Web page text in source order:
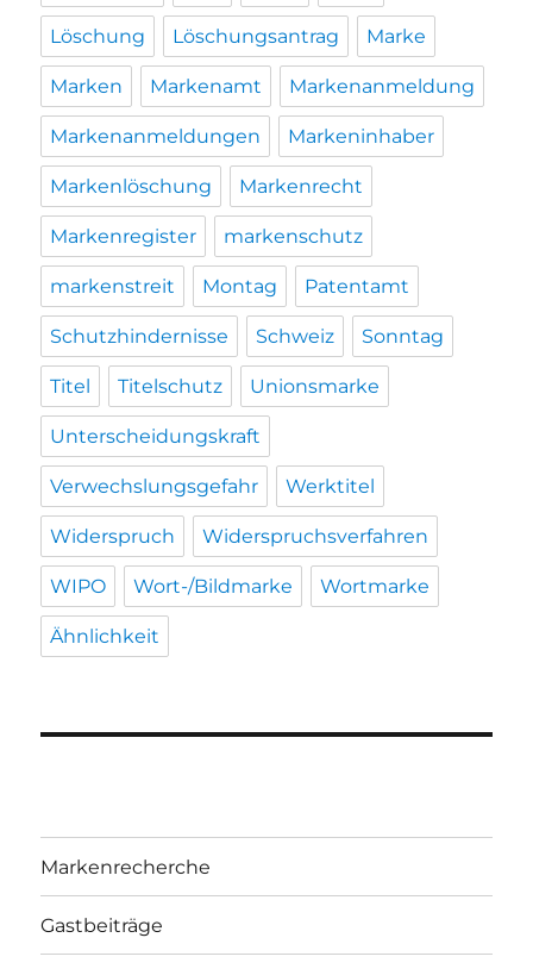
Löschung Löschungsantrag Marke
Marken Markenamt Markenanmeldung
Markenanmeldungen Markeninhaber
Markenlöschung Markenrecht
Markenregister markenschutz
markenstreit Montag Patentamt
Schutzhindernisse Schweiz Sonntag
Titel Titelschutz Unionsmarke
Unterscheidungskraft
Verwechslungsgefahr Werktitel
Widerspruch Widerspruchsverfahren
WIPO Wort-/Bildmarke Wortmarke
Ähnlichkeit
Markenrecherche
Gastbeiträge